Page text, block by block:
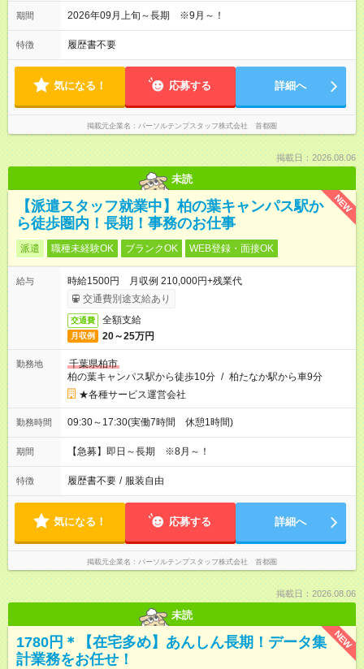
期間 2026年09月上旬～長期 ※9月～！
特徴 履歴書不要
気になる！ 応募する 詳細へ
掲載元企業名 パーソルテンプスタッフ株式会社 首都圏
掲載日：2026.08.06
未読
NEW
【派遣スタッフ就業中】柏の葉キャンパス駅か
ら徒歩圏内！長期！事務のお仕事
派遣 職種未経験OK ブランクOK WEB登録・面接OK
給与
時給1500円 月収例 210,000円+残業代
交通費別途支給あり
交通費 全額支給
月収例 20～25万円
勤務地
千葉県柏市
柏の葉キャンパス駅から徒歩10分 / 柏たなか駅から車9分
★各種サービス運営会社
勤務時間 09:30～17:30(実働7時間 休憩1時間)
期間 【急募】即日～長期 ※8月～！
特徴 履歴書不要 / 服装自由
気になる！ 応募する 詳細へ
掲載元企業名 パーソルテンプスタッフ株式会社 首都圏
掲載日：2026.08.06
未読
NEW
1780円＊【在宅多め】あんしん長期！データ集
計業務をお任せ！